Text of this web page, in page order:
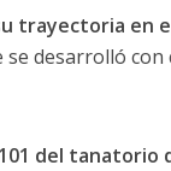
trayectoria en
desarrolló
del tanatorio